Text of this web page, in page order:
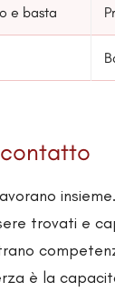
e basta
trovati e
è la